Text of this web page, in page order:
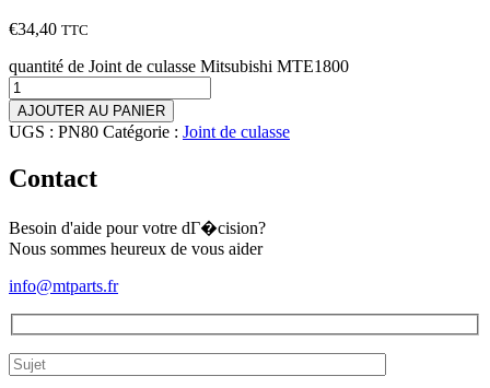
€34,40 TTC
quantité de Joint de culasse Mitsubishi MTE1800
AJOUTER AU PANIER
UGS : PN80 Catégorie : Joint de culasse
Contact
Besoin d'aide pour votre dГ�cision?
Nous sommes heureux de vous aider
info@mtparts.fr